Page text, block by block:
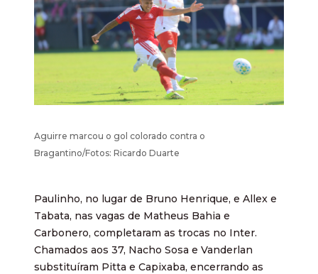
Aguirre marcou o gol colorado contra o
Bragantino/Fotos: Ricardo Duarte
Paulinho, no lugar de Bruno Henrique, e Allex e
Tabata, nas vagas de Matheus Bahia e
Carbonero, completaram as trocas no Inter.
Chamados aos 37, Nacho Sosa e Vanderlan
substituíram Pitta e Capixaba, encerrando as